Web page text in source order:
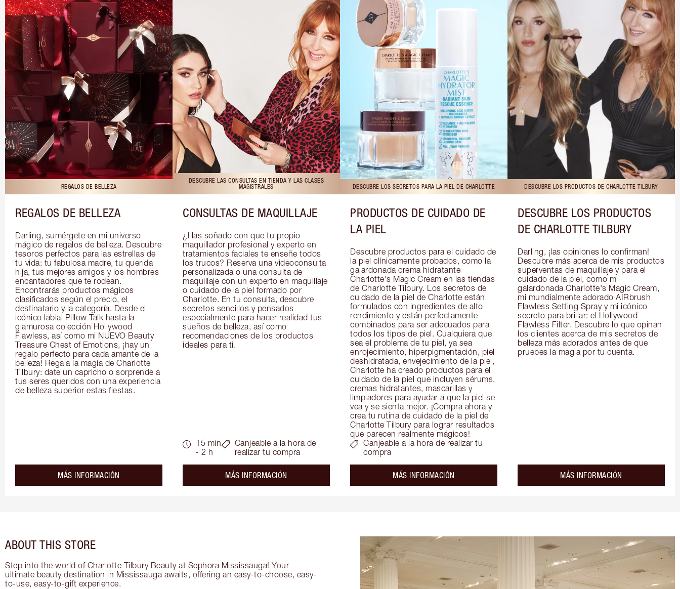
REGALOS DE BELLEZA
REGALOS DE BELLEZA
Darling, sumérgete en mi universo
mágico de regalos de belleza. Descubre
tesoros perfectos para las estrellas de
tu vida: tu fabulosa madre, tu querida
hija, tus mejores amigos y los hombres
encantadores que te rodean.
Encontrarás productos mágicos
clasificados según el precio, el
destinatario y la categoría. Desde el
icónico labial Pillow Talk hasta la
glamurosa colección Hollywood
Flawless, así como mi NUEVO Beauty
Treasure Chest of Emotions, ¡hay un
regalo perfecto para cada amante de la
belleza! Regala la magia de Charlotte
Tilbury: date un capricho o sorprende a
tus seres queridos con una experiencia
de belleza superior estas fiestas.
MÁS INFORMACIÓN
DESCUBRE LAS CONSULTAS EN TIENDA Y LAS CLASES
MAGISTRALES
CONSULTAS DE MAQUILLAJE
¿Has soñado con que tu propio
maquillador profesional y experto en
tratamientos faciales te enseñe todos
los trucos? Reserva una videoconsulta
personalizada o una consulta de
maquillaje con un experto en maquillaje
o cuidado de la piel formado por
Charlotte. En tu consulta, descubre
secretos sencillos y pensados
especialmente para hacer realidad tus
sueños de belleza, así como
recomendaciones de los productos
ideales para ti.
15 min
- 2 h
Canjeable a la hora de
realizar tu compra
MÁS INFORMACIÓN
DESCUBRE LOS SECRETOS PARA LA PIEL DE CHARLOTTE
PRODUCTOS DE CUIDADO DE
LA PIEL
Descubre productos para el cuidado de
la piel clínicamente probados, como la
galardonada crema hidratante
Charlotte's Magic Cream en las tiendas
de Charlotte Tilbury. Los secretos de
cuidado de la piel de Charlotte están
formulados con ingredientes de alto
rendimiento y están perfectamente
combinados para ser adecuados para
todos los tipos de piel. Cualquiera que
sea el problema de tu piel, ya sea
enrojecimiento, hiperpigmentación, piel
deshidratada, envejecimiento de la piel,
Charlotte ha creado productos para el
cuidado de la piel que incluyen sérums,
cremas hidratantes, mascarillas y
limpiadores para ayudar a que la piel se
vea y se sienta mejor. ¡Compra ahora y
crea tu rutina de cuidado de la piel de
Charlotte Tilbury para lograr resultados
que parecen realmente mágicos!
Canjeable a la hora de realizar tu
compra
MÁS INFORMACIÓN
DESCUBRE LOS PRODUCTOS DE CHARLOTTE TILBURY
DESCUBRE LOS PRODUCTOS
DE CHARLOTTE TILBURY
Darling, ¡las opiniones lo confirman!
Descubre más acerca de mis productos
superventas de maquillaje y para el
cuidado de la piel, como mi
galardonada Charlotte's Magic Cream,
mi mundialmente adorado AIRbrush
Flawless Setting Spray y mi icónico
secreto para brillar: el Hollywood
Flawless Filter. Descubre lo que opinan
los clientes acerca de mis secretos de
belleza más adorados antes de que
pruebes la magia por tu cuenta.
MÁS INFORMACIÓN
ABOUT THIS STORE
Step into the world of Charlotte Tilbury Beauty at Sephora Mississauga! Your
ultimate beauty destination in Mississauga awaits, offering an easy-to-choose, easy-
to-use, easy-to-gift experience.